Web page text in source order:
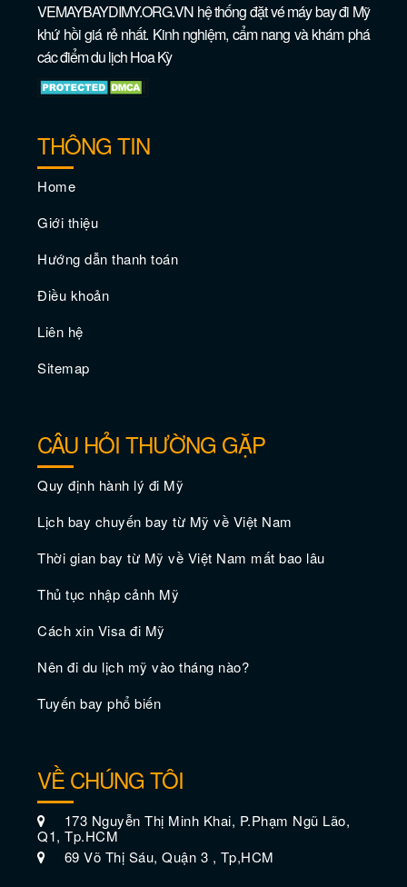
Các bảo tàng tốt nhất ở Dallas
Thời điểm du lịch Dallas lý tưởng nhất
Kinh nghiệm du lịch Dallas tiết kiệm
Khách sạn tốt nhất ở Dallas
VEMAYBAYDIMY.ORG.VN hệ thống đặt vé máy bay đi Mỹ
khứ hồi giá rẻ nhất. Kinh nghiệm, cẩm nang và khám phá
các điểm du lịch Hoa Kỳ
THÔNG TIN
Home
Giới thiệu
Hướng dẫn thanh toán
Điều khoản
Liên hệ
Sitemap
CÂU HỎI THƯỜNG GẶP
Quy định hành lý đi Mỹ
Lịch bay chuyến bay từ Mỹ về Việt Nam
Thời gian bay từ Mỹ về Việt Nam mất bao lâu
Thủ tục nhập cảnh Mỹ
Cách xin Visa đi Mỹ
Nên đi du lịch mỹ vào tháng nào?
Tuyến bay phổ biến
VỀ CHÚNG TÔI
173 Nguyễn Thị Minh Khai, P.Phạm Ngũ Lão,
Q1, Tp.HCM
69 Võ Thị Sáu, Quận 3 , Tp,HCM